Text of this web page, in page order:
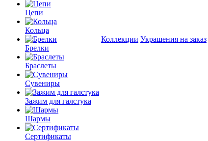
Цепи
Кольца
Брелки
Браслеты
Сувениры
Зажим для галстука
Шармы
Сертификаты
Коллекции Украшения на заказ